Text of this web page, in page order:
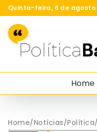
Quinta-feira, 6 de agosto
Home
Home/Notícias/Política/